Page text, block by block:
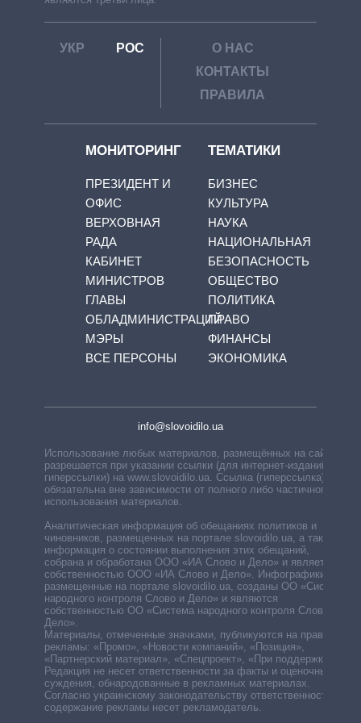
УКР РОС
О НАС
КОНТАКТЫ
ПРАВИЛА
МОНИТОРИНГ
ПРЕЗИДЕНТ И
ОФИС
ВЕРХОВНАЯ
РАДА
КАБИНЕТ
МИНИСТРОВ
ГЛАВЫ
ОБЛАДМИНИСТРАЦИЙ
МЭРЫ
ВСЕ ПЕРСОНЫ
ТЕМАТИКИ
БИЗНЕС
КУЛЬТУРА
НАУКА
НАЦИОНАЛЬНАЯ
БЕЗОПАСНОСТЬ
ОБЩЕСТВО
ПОЛИТИКА
ПРАВО
ФИНАНСЫ
ЭКОНОМИКА
info@slovoidilo.ua
Использование любых материалов, размещённых на сайте,
разрешается при указании ссылки (для интернет-изданий —
гиперссылки) на www.slovoidilo.ua. Ссылка (гиперссылка)
обязательна вне зависимости от полного либо частичного
использования материалов.
Аналитическая информация об обещаниях политиков и
чиновников, размещенных на портале slovoidilo.ua, а также
информация о состоянии выполнения этих обещаний,
собрана и обработана ООО «ИА Слово и Дело» и является
собственностью ООО «ИА Слово и Дело». Инфографики,
размещенные на портале slovoidilo.ua, созданы ОО «Система
народного контроля Слово и Дело» и являются
собственностью ОО «Система народного контроля Слово и
Дело».
Материалы, отмеченные значками, публикуются на правах
рекламы: «Промо», «Новости компаний», «Позиция»,
«Партнерский материал», «Спецпроект», «При поддержке».
Редакция не несет ответственности за факты и оценочные
суждения, обнародованные в рекламных материалах.
Согласно украинскому законодательству ответственность за
содержание рекламы несет рекламодатель.